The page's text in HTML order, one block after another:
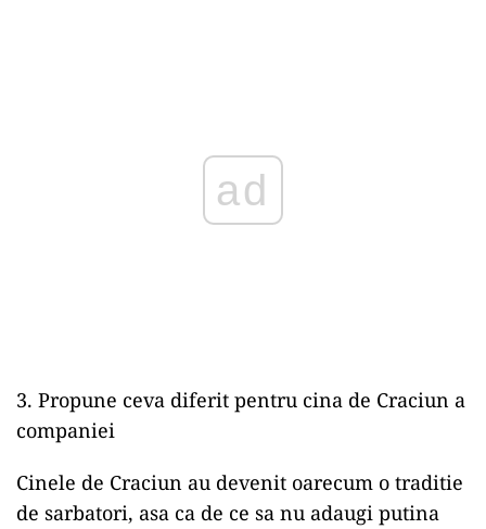
ad
3. Propune ceva diferit pentru cina de Craciun a
companiei
Cinele de Craciun au devenit oarecum o traditie
de sarbatori, asa ca de ce sa nu adaugi putina